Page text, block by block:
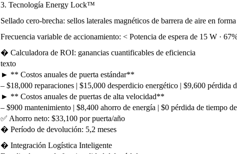
3. Tecnología Energy Lock™
Sellado cero-brecha: sellos laterales magnéticos de barrera de aire en
Frecuencia variable de accionamiento: < Potencia de espera de 15 W ·
� Calculadora de ROI: ganancias cuantificables de eficiencia
texto
► ** Costos anuales de puerta estándar**
– $18,000 reparaciones | $15,000 desperdicio energético | $9,600 pérdida
► ** Costos anuales de puertas de alta velocidad**
– $900 mantenimiento | $8,400 ahorro de energía | $0 pérdida de tiempo
✅ Ahorro neto: $33,100 por puerta/año
� Período de devolución: 5,2 meses
� Integración Logística Inteligente